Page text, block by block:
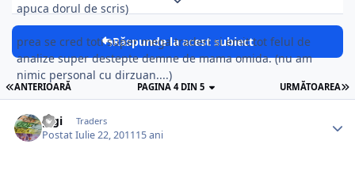
apuca dorul de scris)
prea se cred toti super mega traderi si emit tot felul de
analize super destepte demne de mama omida. (nu am
nimic personal cu dirzuan....)
Răspunde la acest subiect
ANTERIOARĂ URMĂTOAREA
PAGINA 4 DIN 5
gigi Traders
PostatIulie 22, 201115 ani